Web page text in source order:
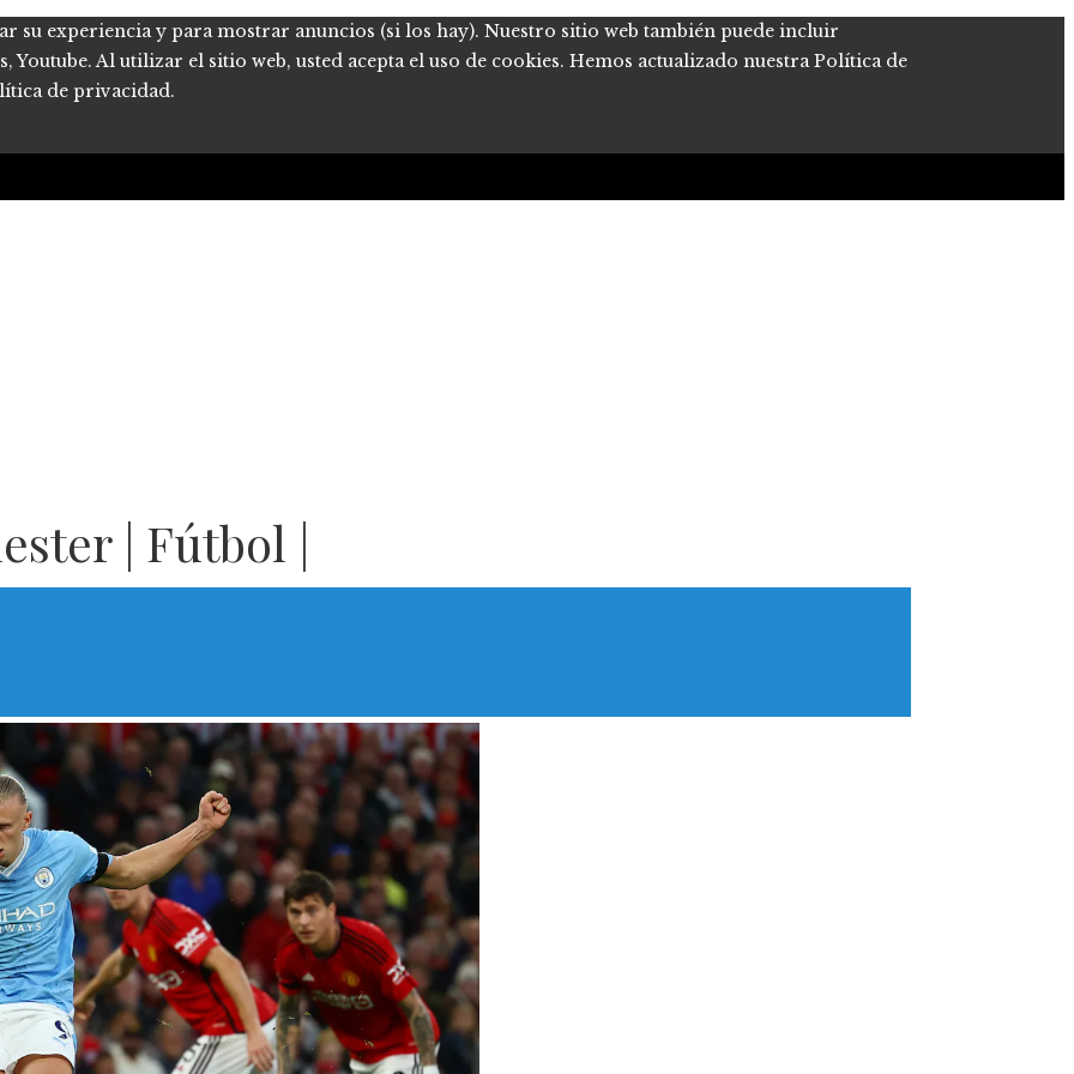
su experiencia y para mostrar anuncios (si los hay). Nuestro sitio web también puede incluir
Youtube. Al utilizar el sitio web, usted acepta el uso de cookies. Hemos actualizado nuestra Política de
de privacidad.
| Fútbol |